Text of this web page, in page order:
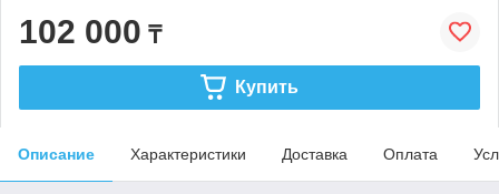
102 000 ₸
Купить
Описание Характеристики Доставка Оплата